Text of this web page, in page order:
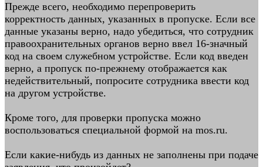
Прежде всего, необходимо перепроверить
корректность данных, указанных в пропуске. Если все
данные указаны верно, надо убедиться, что сотрудник
правоохранительных органов верно ввел 16-значный
код на своем служебном устройстве. Если код введен
верно, а пропуск по-прежнему отображается как
недействительный, попросите сотрудника ввести код
на другом устройстве.
Кроме того, для проверки пропуска можно
воспользоваться специальной формой на mos.ru.
Если какие-нибудь из данных не заполнены при подаче